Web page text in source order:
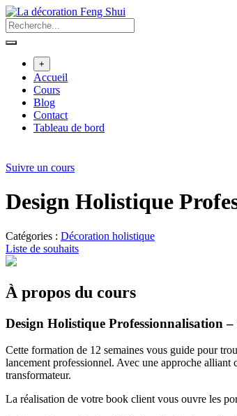
Aller
au
contenu
+
Accueil
Cours
Blog
Contact
Tableau de bord
Suivre un cours
Design Holistique
Catégories : Décoration holistique
Liste de souhaits
À propos du cours
Design Holistique Professionnalisation –
Cette formation de 12 semaines vous guide pour
lancement professionnel. Avec une approche
transformateur.
La réalisation de votre book client vous ouvre les